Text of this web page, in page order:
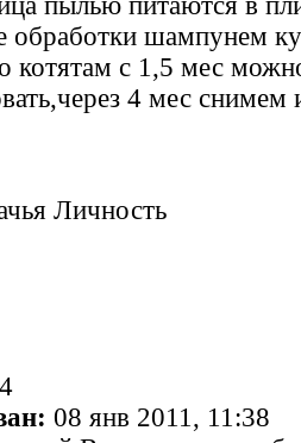
обработки шампунем
котятам с 1,5 мес
4 мес снимем
Личность
08 янв 2011, 11:38